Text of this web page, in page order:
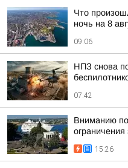
Что
ночь на 8
09:06
НПЗ снова
07:42
Вниманию
ограничения
15:26